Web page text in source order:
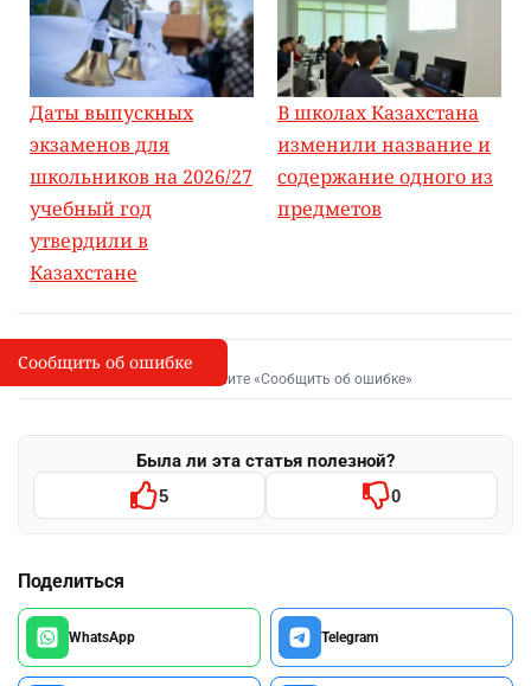
Даты выпускных
экзаменов для
школьников на 2026/27
учебный год
утвердили в
Казахстане
В школах Казахстана
изменили название и
содержание одного из
предметов
I
Сообщить об опечатке
Выделите фрагмент и нажмите «Сообщить об ошибке»
Была ли эта статья полезной?
5 0
Поделиться
WhatsApp Telegram
Сообщить об ошибке